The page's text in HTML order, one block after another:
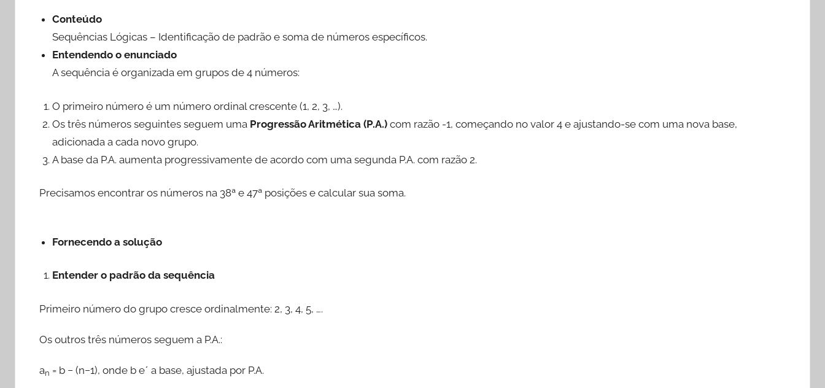
Conteúdo
Sequências Lógicas – Identificação de padrão e soma de números específicos.
Entendendo o enunciado
A sequência é organizada em grupos de 4 números:
O primeiro número é um número ordinal crescente (1, 2, 3, …).
Os três números seguintes seguem uma Progressão Aritmética (P.A.) com razão -1, começando no valor 4 e ajustando-se com uma nova base,
adicionada a cada novo grupo.
A base da P.A. aumenta progressivamente de acordo com uma segunda P.A. com razão 2.
Precisamos encontrar os números na 38ª e 47ª posições e calcular sua soma.
Fornecendo a solução
Entender o padrão da sequência
Primeiro número do grupo cresce ordinalmente: 2, 3, 4, 5, ….
Os outros três números seguem a P.A.:
an = b − (n−1), onde b eˊ a base, ajustada por P.A.